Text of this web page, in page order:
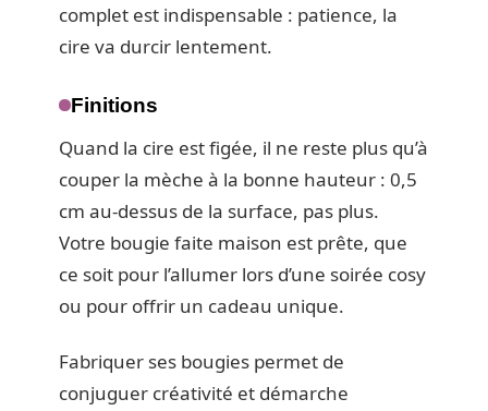
complet est indispensable : patience, la
cire va durcir lentement.
Finitions
Quand la cire est figée, il ne reste plus qu’à
couper la mèche à la bonne hauteur : 0,5
cm au-dessus de la surface, pas plus.
Votre bougie faite maison est prête, que
ce soit pour l’allumer lors d’une soirée cosy
ou pour offrir un cadeau unique.
Fabriquer ses bougies permet de
conjuguer créativité et démarche